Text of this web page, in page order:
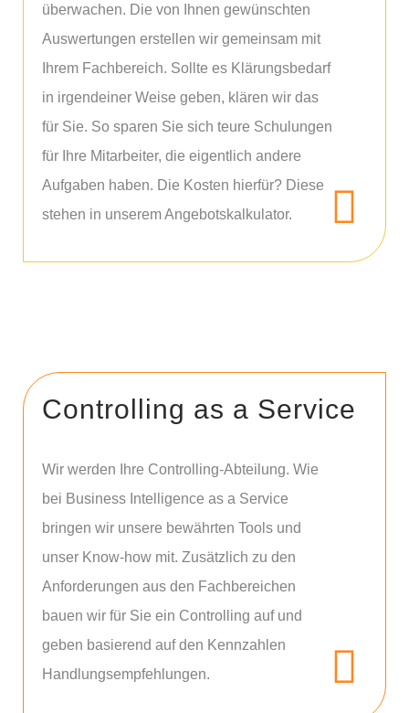
überwachen. Die von Ihnen gewünschten
Auswertungen erstellen wir gemeinsam mit
Ihrem Fachbereich. Sollte es Klärungsbedarf
in irgendeiner Weise geben, klären wir das
für Sie. So sparen Sie sich teure Schulungen
für Ihre Mitarbeiter, die eigentlich andere
Aufgaben haben. Die Kosten hierfür? Diese
stehen in unserem Angebotskalkulator.
Controlling as a Service
Wir werden Ihre Controlling-Abteilung. Wie
bei Business Intelligence as a Service
bringen wir unsere bewährten Tools und
unser Know-how mit. Zusätzlich zu den
Anforderungen aus den Fachbereichen
bauen wir für Sie ein Controlling auf und
geben basierend auf den Kennzahlen
Handlungsempfehlungen.